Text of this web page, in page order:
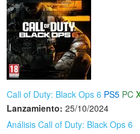
Call of Duty: Black Ops 6 PS5 PC
Lanzamiento: 25/10/2024
Análisis Call of Duty: Black Ops 6